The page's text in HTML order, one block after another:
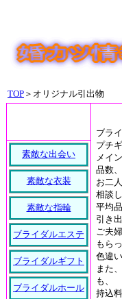
TOP ＞オリジナル引出物
ブラ
プチ
メイ
品数
お二
相談
平均
引き
ご夫
もら
色違
また
も、
持込
素敵な出会い
素敵な衣装
素敵な指輪
ブライダルエステ
ブライダルギフト
ブライダルホール